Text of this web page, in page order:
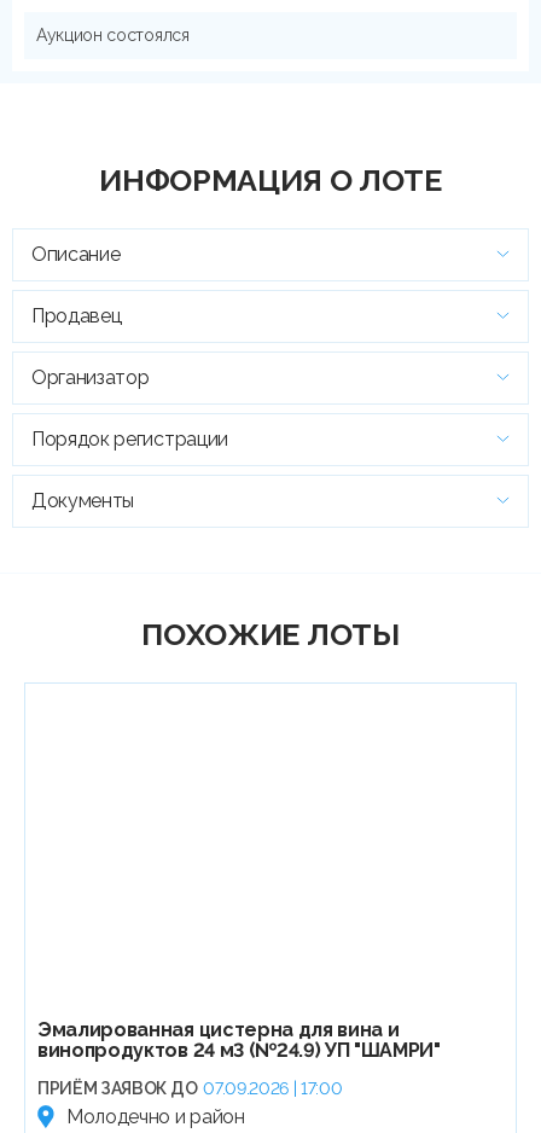
Аукцион состоялся
ИНФОРМАЦИЯ О ЛОТЕ
Описание
Продавец
Организатор
Порядок регистрации
Документы
ПОХОЖИЕ ЛОТЫ
Эмалированная цистерна для вина и
винопродуктов 24 м3 (№24.9) УП "ШАМРИ"
ПРИЁМ ЗАЯВОК ДО 07.09.2026 | 17:00
Молодечно и район